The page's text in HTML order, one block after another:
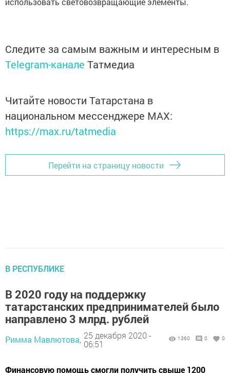
Следите за самым важным и интересным в
Telegram-канале Татмедиа
Читайте новости Татарстана в
национальном мессенджере MАХ:
https://max.ru/tatmedia
Перейти на страницу новости
В РЕСПУБЛИКЕ
В 2020 году на поддержку
татарстанских предпринимателей было
направлено 3 млрд. рублей
Римма Мавлютова, 25 декабря 2020 -
06:51
1360 0 0
Финансовую помощь смогли получить свыше 1200